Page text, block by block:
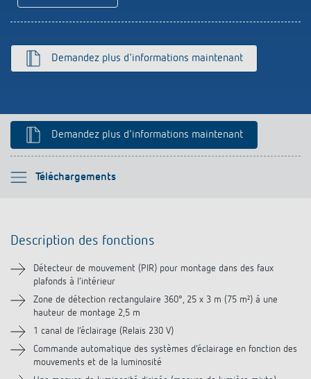
Télérupteur impulsionnel OKTO de Theben
Demandez plus d'informations maintenant
Demandez plus d'informations maintenant
Téléchargements
Veuillez sélectionner
Informations techniques
Téléchargements
Produits similaires
Description des fonctions
Détecteur de mouvement (PIR) pour montage dans des faux
plafonds à l‘intérieur
Zone de détection rectangulaire 360°, 25 x 3 m (75 m²) á une
hauteur de montage 2,5 m
1 canal de l‘éclairage (Relais 230 V)
Commande automatique des systèmes d‘éclairage en fonction des
mouvements et de la luminosité